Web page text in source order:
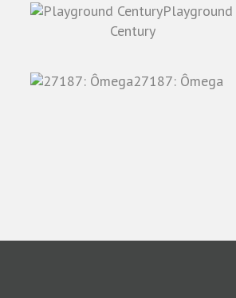
Playground
Century
27187: Ômega